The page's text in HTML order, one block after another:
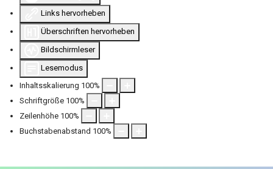
Links hervorheben
Überschriften hervorheben
Bildschirmleser
Lesemodus
Inhaltsskalierung 100%
Schriftgröße 100%
Zeilenhöhe 100%
Buchstabenabstand 100%